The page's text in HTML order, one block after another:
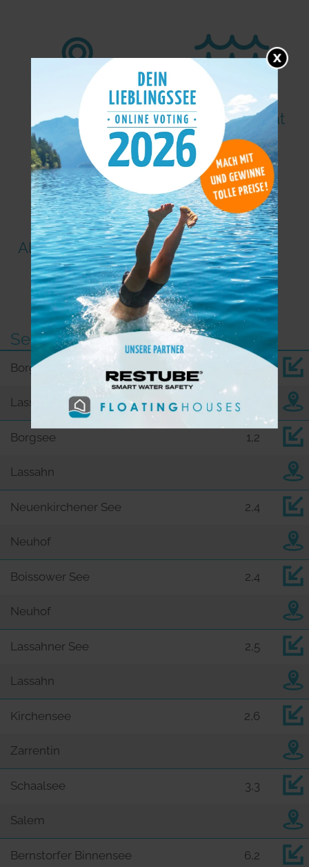
Seekarte Wasserqualität
Allgemeine Infos Fakten
Weitere Seen in der Nähe
See
km
Borgsee
Lassahn
Borgsee 1,2
Lassahn
Neuenkirchener See 2,4
Neuhof
Boissower See 2,4
Neuhof
Lassahner See 2,5
Lassahn
Kirchensee 2,6
Zarrentin
Schaalsee 3,3
Salem
Bernstorfer Binnensee 6,2